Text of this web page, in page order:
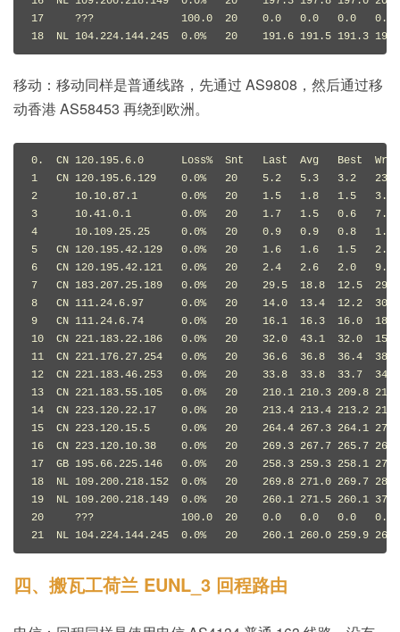
17     ???              100.0  20    0.0   0.0   0.0
18  NL 104.224.144.245  0.0%   20    191.6 191.5 191.3
移动：移动同样是普通线路，先通过 AS9808，然后通过移
动香港 AS58453 再绕到欧洲。
0.  CN 120.195.6.0      Loss%  Snt   Last  Avg   Best
1   CN 120.195.6.129    0.0%   20    5.2   5.3   3.2   23.6
2      10.10.87.1       0.0%   20    1.5   1.8   1.5
3      10.41.0.1        0.0%   20    1.7   1.5   0.6
4      10.109.25.25     0.0%   20    0.9   0.9   0.8
5   CN 120.195.42.129   0.0%   20    1.6   1.6   1.5   2.0
6   CN 120.195.42.121   0.0%   20    2.4   2.6   2.0   9.0
7   CN 183.207.25.189   0.0%   20    29.5  18.8  12.5
8   CN 111.24.6.97      0.0%   20    14.0  13.4  12.2
9   CN 111.24.6.74      0.0%   20    16.1  16.3  16.0
10  CN 221.183.22.186   0.0%   20    32.0  43.1  32.0
11  CN 221.176.27.254   0.0%   20    36.6  36.8  36.4
12  CN 221.183.46.253   0.0%   20    33.8  33.8  33.7
13  CN 221.183.55.105   0.0%   20    210.1 210.3 209.8
14  CN 223.120.22.17    0.0%   20    213.4 213.4 213.2
15  CN 223.120.15.5     0.0%   20    264.4 267.3 264.1
16  CN 223.120.10.38    0.0%   20    269.3 267.7 265.7
17  GB 195.66.225.146   0.0%   20    258.3 259.3 258.1
18  NL 109.200.218.152  0.0%   20    269.8 271.0 269.7
19  NL 109.200.218.149  0.0%   20    260.1 271.5 260.1
20     ???              100.0  20    0.0   0.0   0.0
21  NL 104.224.144.245  0.0%   20    260.1 260.0 259.9
四、搬瓦工荷兰 EUNL_3 回程路由